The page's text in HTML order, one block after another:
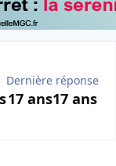
Dernière réponse
17 ans17 ans